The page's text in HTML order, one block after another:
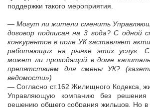
поддержки такого мероприятия.
— Могут ли жители сменить
договор подписан на 3 года? С одной
конкурентов в поле УК заставляет
работающих на рынке этих услуг.
может ли проходящий в доме
препятствием для смены УК?
ведомости»)
— Согласно ст.162 Жилищного Кодекса,
Управляющую компанию без
решению общего собрания жильцов. Но в